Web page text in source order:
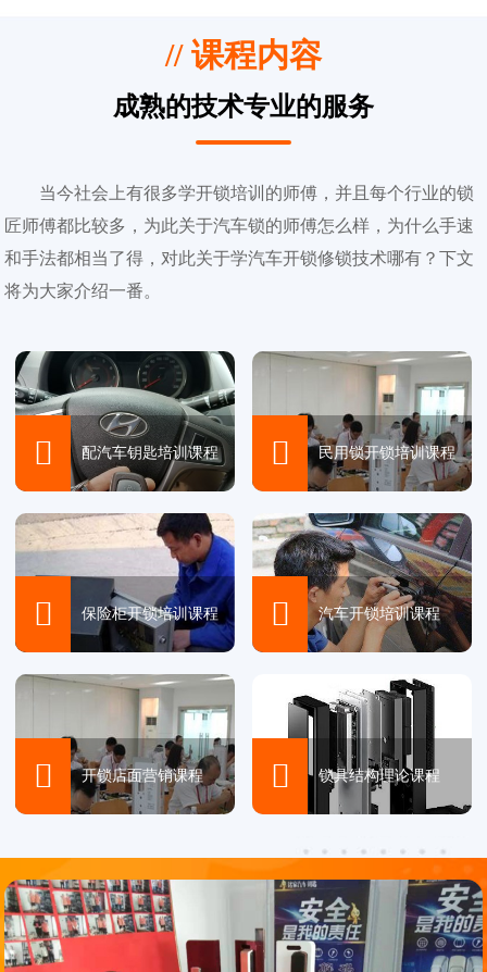
// 课程内容
成熟的技术专业的服务
当今社会上有很多学开锁培训的师傅，并且每个行业的锁
匠师傅都比较多，为此关于汽车锁的师傅怎么样，为什么手速
和手法都相当了得，对此关于学汽车开锁修锁技术哪有？下文
将为大家介绍一番。
 配汽车钥匙培训课程  民用锁开锁培训课程
 保险柜开锁培训课程  汽车开锁培训课程
 开锁店面营销课程  锁具结构理论课程